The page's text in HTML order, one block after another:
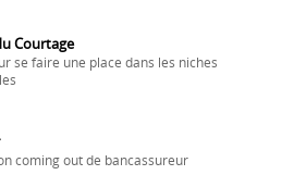
Courtage
se faire une place dans les niches
coming out de bancassureur